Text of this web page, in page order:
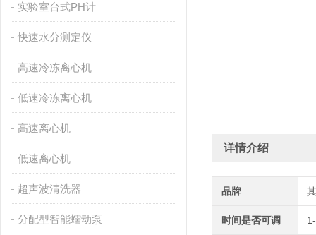
实验室台式PH计
快速水分测定仪
高速冷冻离心机
低速冷冻离心机
高速离心机
低速离心机
超声波清洗器
分配型智能蠕动泵
详情介绍
品牌
时间是否可调